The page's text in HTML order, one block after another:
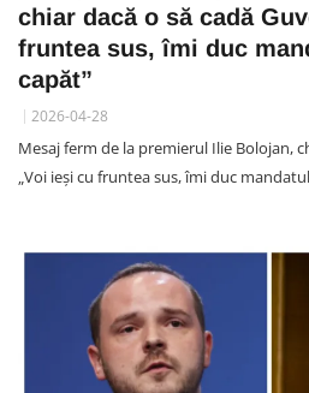
chiar dacă o să cadă
fruntea sus, îmi duc
capăt”
2026-04-28
Mesaj ferm de la premierul Ilie Bolojan,
„Voi ieși cu fruntea sus, îmi duc